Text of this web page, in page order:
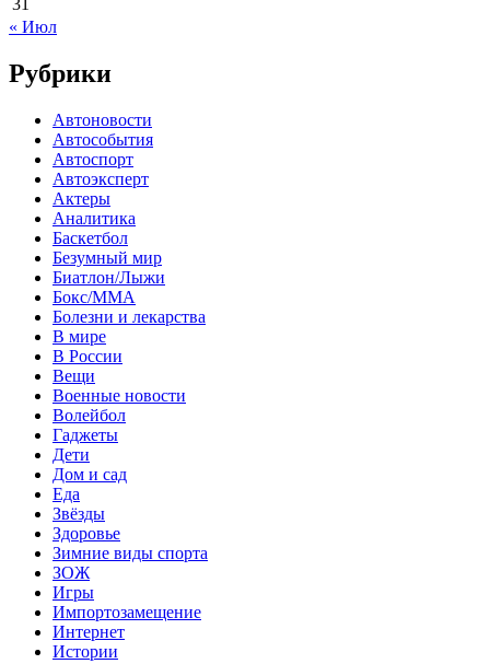
« Июл
Рубрики
Автоновости
Автособытия
Автоспорт
Автоэксперт
Актеры
Аналитика
Баскетбол
Безумный мир
Биатлон/Лыжи
Бокс/MMA
Болезни и лекарства
В мире
В России
Вещи
Военные новости
Волейбол
Гаджеты
Дети
Дом и сад
Еда
Звёзды
Здоровье
Зимние виды спорта
ЗОЖ
Игры
Импортозамещение
Интернет
Истории